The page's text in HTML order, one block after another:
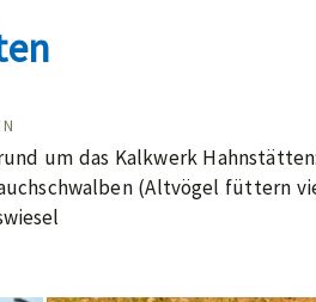
um das Kalkwerk
(Altvögel füttern